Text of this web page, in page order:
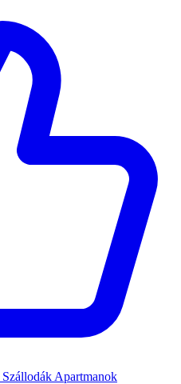
Szállodák Apartmanok